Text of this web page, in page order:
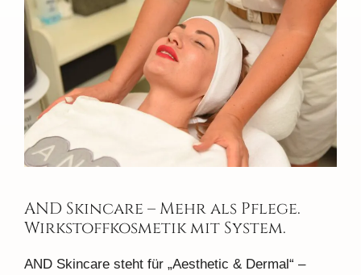
AND Skincare – Mehr als Pflege.
Wirkstoffkosmetik mit System.
AND Skincare steht für „Aesthetic & Dermal“ –